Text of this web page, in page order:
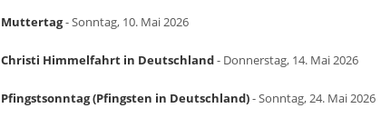
Muttertag- Sonntag, 10. Mai 2026
Christi Himmelfahrt in Deutschland- Donnerstag, 14. Mai 2026
Pfingstsonntag (Pfingsten in Deutschland)- Sonntag, 24. Mai 2026